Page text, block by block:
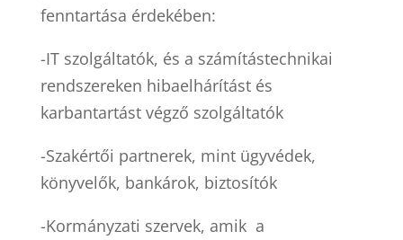
fenntartása érdekében:
-IT szolgáltatók, és a számítástechnikai
rendszereken hibaelhárítást és
karbantartást végző szolgáltatók
-Szakértői partnerek, mint ügyvédek,
könyvelők, bankárok, biztosítók
-Kormányzati szervek, amik a